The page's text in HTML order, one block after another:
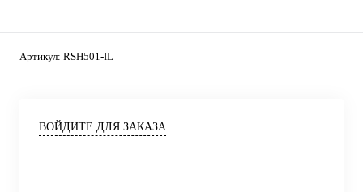
Артикул: RSH501-IL
ВОЙДИТЕ ДЛЯ ЗАКАЗА